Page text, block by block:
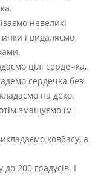
невеликі
і видаляємо
цілі сердечка,
сердечка без
на деко.
змащуємо їм
ковбасу, а
до 200 градусів. І